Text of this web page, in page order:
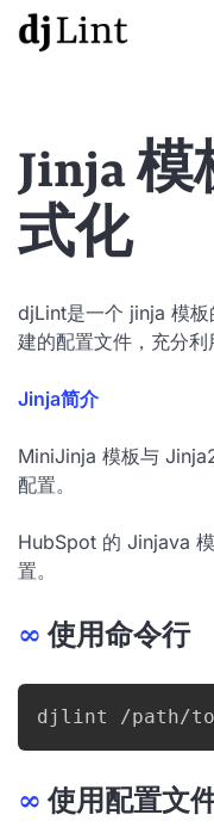
Jinja
式化
djLint是一个 jinja 模板
建的配置文件，充分利
Jinja简介
MiniJinja 模板与
配置。
HubSpot 的 Jinjava
置。
∞ 使用命令行
djlint /path/
∞ 使用配置文